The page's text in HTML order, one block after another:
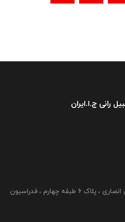
رانی ج.ا.ایران
تهران ، بلوار نلسون ماندلا ، خیابان انصاری ، پلاک ۶ طبقه چهارم ، فدراسیون